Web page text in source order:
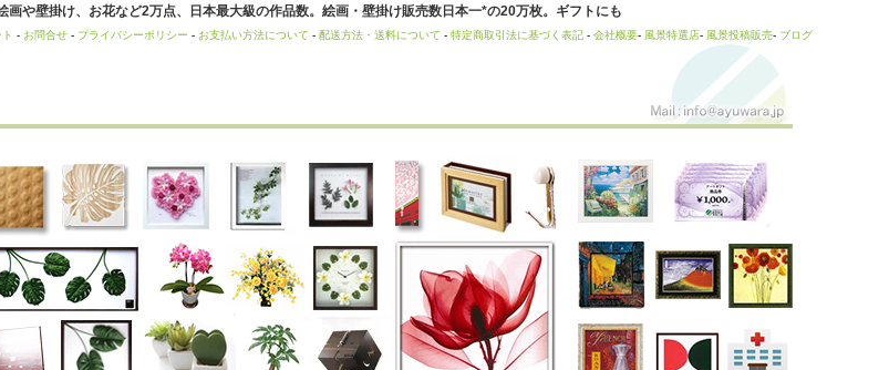
や壁掛け、お花など2万点、日本最大級の作品数。絵画・壁掛け販売数日本一*の20万枚。ギフトにも
- お問合せ - プライバシーポリシー - お支払い方法について - 配送方法・送料について - 特定商取引法に基づく表記 - 会社概要- 風景特選店- 風景投稿販売- ブログ